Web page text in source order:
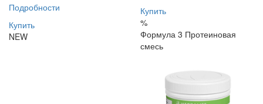
Подробности
Купить
NEW
Купить
%
Формула 3 Протеиновая
смесь